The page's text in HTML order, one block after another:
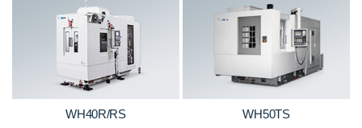
WH40R/RS WH50TS